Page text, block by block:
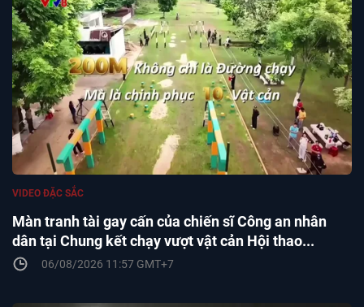
Màn tranh tài gay cấn của chiến sĩ Công an nhân
dân tại Chung kết chạy vượt vật cản Hội thao...
VIDEO ĐẶC SẮC
06/08/2026 11:57 GMT+7